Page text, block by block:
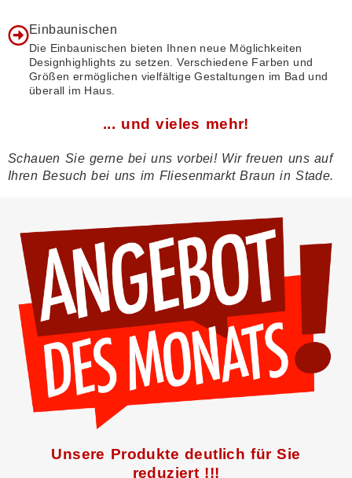
Einbaunischen
Die Einbaunischen bieten Ihnen neue Möglichkeiten
Designhighlights zu setzen. Verschiedene Farben und
Größen ermöglichen vielfältige Gestaltungen im Bad und
überall im Haus.
... und vieles mehr!
Schauen Sie gerne bei uns vorbei! Wir freuen uns auf
Ihren Besuch bei uns im Fliesenmarkt Braun in Stade.
Unsere Produkte deutlich für Sie
reduziert !!!